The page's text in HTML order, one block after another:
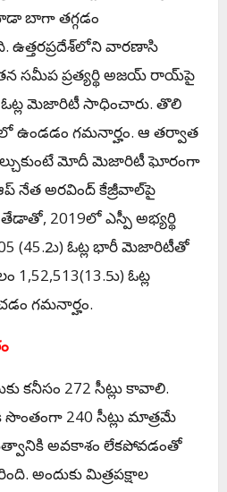
బాగా త‌గ్గ‌డం
వారణాసి
సమీప ప్రత్యర్థి అజయ్‌ రాయ్‌పై
ఓట్ల మెజారిటీ సాధించారు. తొలి
ఉండ‌డం గ‌మ‌నార్హం. ఆ త‌ర్వాత
మోదీ మెజారిటీ ఘోరంగా
నేత అరవింద్‌ కేజ్రీవాల్‌పై
తేడాతో, 2019లో ఎస్పీ అభ్యర్థి
(45.2ు) ఓట్ల భారీ మెజారిటీతో
ఓట్ల
గమనార్హం.
క‌నీసం 272 సీట్లు కావాలి.
సొంతంగా 240 సీట్లు మాత్ర‌మే
అవ‌కాశం లేక‌పోవ‌డంతో
అందుకు మిత్ర‌ప‌క్షాల